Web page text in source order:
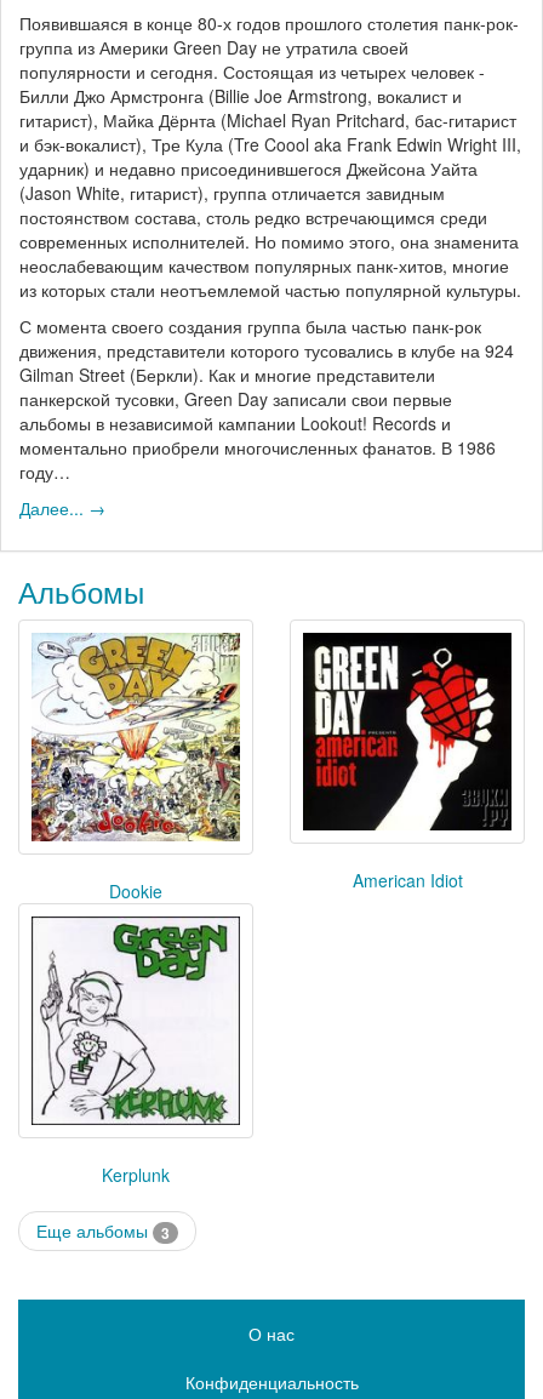
Появившаяся в конце 80-х годов прошлого столетия панк-рок-
группа из Америки Green Day не утратила своей
популярности и сегодня. Состоящая из четырех человек -
Билли Джо Армстронга (Billie Joe Armstrong, вокалист и
гитарист), Майка Дёрнта (Michael Ryan Pritchard, бас-гитарист
и бэк-вокалист), Тре Кула (Tre Coool aka Frank Edwin Wright III,
ударник) и недавно присоединившегося Джейсона Уайта
(Jason White, гитарист), группа отличается завидным
постоянством состава, столь редко встречающимся среди
современных исполнителей. Но помимо этого, она знаменита
неослабевающим качеством популярных панк-хитов, многие
из которых стали неотъемлемой частью популярной культуры.
С момента своего создания группа была частью панк-рок
движения, представители которого тусовались в клубе на 924
Gilman Street (Беркли). Как и многие представители
панкерской тусовки, Green Day записали свои первые
альбомы в независимой кампании Lookout! Records и
моментально приобрели многочисленных фанатов. В 1986
году…
Далее... →
Альбомы
Dookie American Idiot
Kerplunk
Еще альбомы 3
О нас
Конфиденциальность